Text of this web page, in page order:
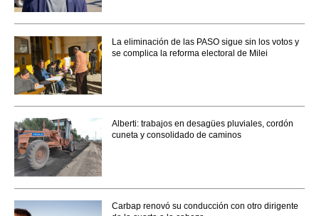
La eliminación de las PASO sigue sin los votos y
se complica la reforma electoral de Milei
Alberti: trabajos en desagües pluviales, cordón
cuneta y consolidado de caminos
Carbap renovó su conducción con otro dirigente